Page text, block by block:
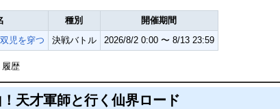
種別
開催期間
児を穿つ
決戦バトル 2026/8/2 0:00 〜 8/13 23:59
履歴
天才軍師と行く仙界ロード